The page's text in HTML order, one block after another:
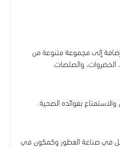
إلى مجموعة متنوعة من
الخضروات، والصلصات.
بفوائده الصحية.
في صناعة العطور وكمكون في